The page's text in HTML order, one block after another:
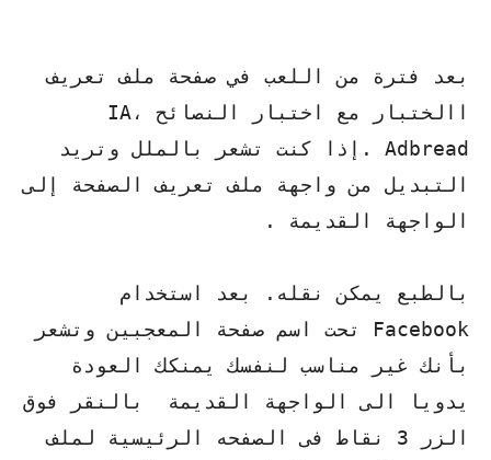
بعد فترة من اللعب في صفحة ملف تعريف
االختبار مع اختبار النصائح IA،
Adbread .إذا كنت تشعر بالملل وتريد
التبديل من واجهة ملف تعريف الصفحة إلى
الواجهة القديمة .
بالطبع يمكن نقله. بعد استخدام
Facebook تحت اسم صفحة المعجبين وتشعر
بأنك غير مناسب لنفسك يمنكك العودة
يدويا الى الواجهة القديمة بالنقر فوق
الزر 3 نقاط فى الصفحه الرئيسية لملف